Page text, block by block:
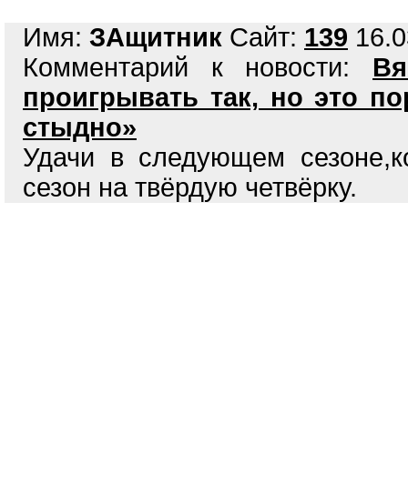
Имя: ЗАщитник Сайт: 139
Комментарий к новости:
проигрывать так, но это
стыдно»
Удачи в следующем
сезон на твёрдую четвёрку.